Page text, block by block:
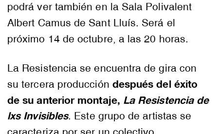
podrá ver también en la Sala Polivalent
Albert Camus de Sant Lluís. Será el
próximo 14 de octubre, a las 20 horas.
La Resistencia se encuentra de gira con
su tercera producción después del éxito
de su anterior montaje, La Resistencia de
lxs Invisibles. Este grupo de artistas se